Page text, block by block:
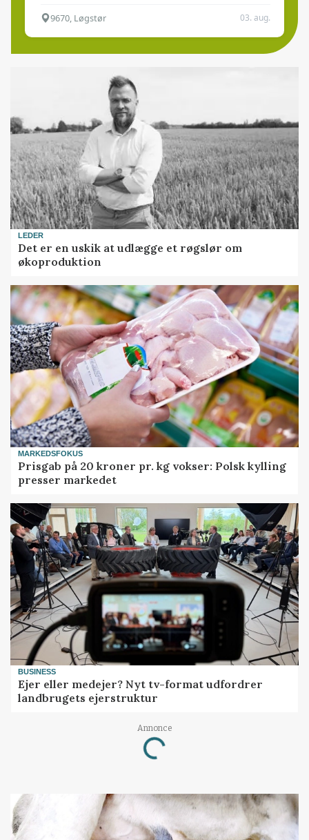
9670, Løgstør 03. aug.
LEDER
Det er en uskik at udlægge et røgslør om
økoproduktion
MARKEDSFOKUS
Prisgab på 20 kroner pr. kg vokser: Polsk kylling
presser markedet
BUSINESS
Ejer eller medejer? Nyt tv-format udfordrer
landbrugets ejerstruktur
Annonce
Loading...